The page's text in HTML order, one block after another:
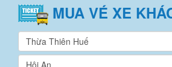
MUA VÉ XE